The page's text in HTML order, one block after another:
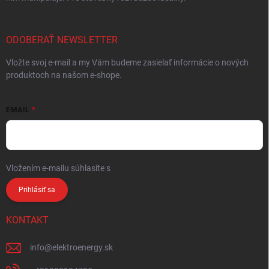
ODOBERAŤ NEWSLETTER
Vložte svoj e-mail a my Vám budeme zasielať informácie o nových
produktoch na našom e-shope.
EMAIL
Vložením e-mailu súhlasíte s
Prihlásiť sa
KONTAKT
info@elektroenergy.sk